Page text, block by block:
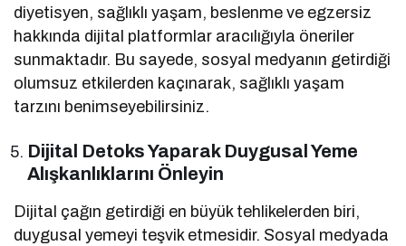
diyetisyen, sağlıklı yaşam, beslenme ve egzersiz
hakkında dijital platformlar aracılığıyla öneriler
sunmaktadır. Bu sayede, sosyal medyanın getirdiği
olumsuz etkilerden kaçınarak, sağlıklı yaşam
tarzını benimseyebilirsiniz.
Dijital Detoks Yaparak Duygusal Yeme
Alışkanlıklarını Önleyin
Dijital çağın getirdiği en büyük tehlikelerden biri,
duygusal yemeyi teşvik etmesidir. Sosyal medyada